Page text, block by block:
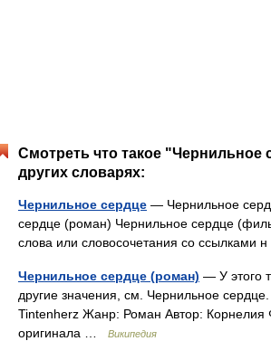
Смотреть что такое
других словарях:
Чернильное сердце — Чернильное
сердце (роман) Чернильное сердце
слова или словосочетания со ссылками
Чернильное сердце (роман) — У этого
другие значения, см. Чернильное
Tintenherz Жанр: Роман Автор: Корнелия
оригинала …
Википедия